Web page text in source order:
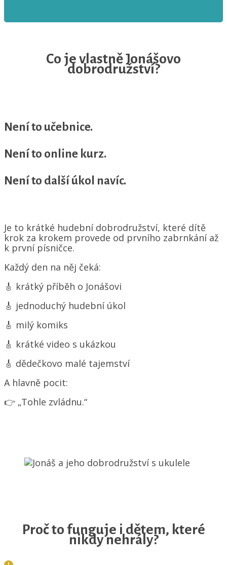
Co je vlastně Jonášovo
dobrodružství?
Není to učebnice.
Není to online kurz.
Není to další úkol navíc.
Je to krátké hudební dobrodružství, které dítě
krok za krokem provede od prvního zabrnkání až
k první písničce.
Každý den na něj čeká:
🎸 krátký příběh o Jonášovi
🎸 jednoduchý hudební úkol
🎸 milý komiks
🎸 krátké video s ukázkou
🎸 dědečkovo malé tajemství
A hlavně pocit:
👉 „Tohle zvládnu.“
Proč to funguje i dětem, které
nikdy nehrály?